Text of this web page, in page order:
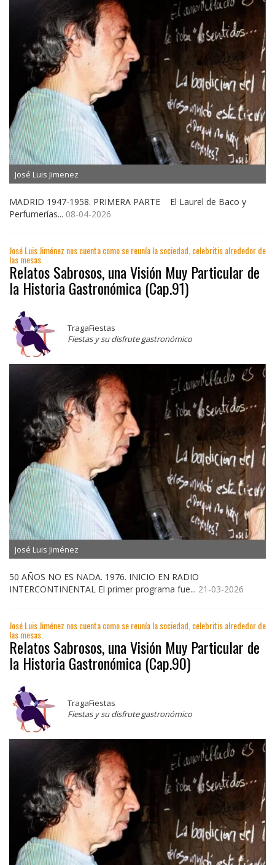
José Luis Jimenez
MADRID 1947-1958. PRIMERA PARTE El Laurel de Baco y
Perfumerías... 08-04-2026
José Luis Jiménez nos cuenta como se reunía la sociedad, celebritis alrededor de
las mesas.
Relatos Sabrosos, una Visión Muy Particular de
la Historia Gastronómica (Cap.91)
TragaFiestas
Fiestas y su disfrute gastronómico
José Luis Jiménez
50 AÑOS NO ES NADA. 1976. INICIO EN RADIO
INTERCONTINENTAL El primer programa fue... 21-03-2026
José Luis Jiménez nos cuenta como se reunía la sociedad, celebritis alrededor de
las mesas.
Relatos Sabrosos, una Visión Muy Particular de
la Historia Gastronómica (Cap.90)
TragaFiestas
Fiestas y su disfrute gastronómico